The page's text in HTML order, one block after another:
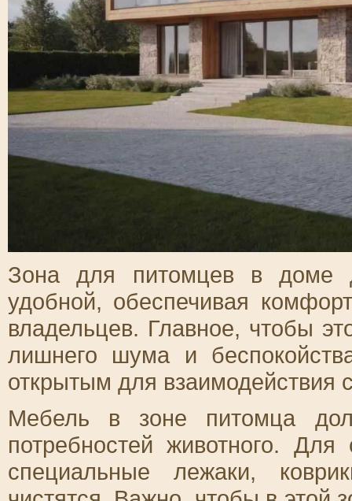
Зона для питомцев в доме
удобной, обеспечивая
владельцев. Главное, чтобы
лишнего шума и
открытым для взаимодействия
Мебель в зоне питомца
потребностей животного.
специальные лежаки,